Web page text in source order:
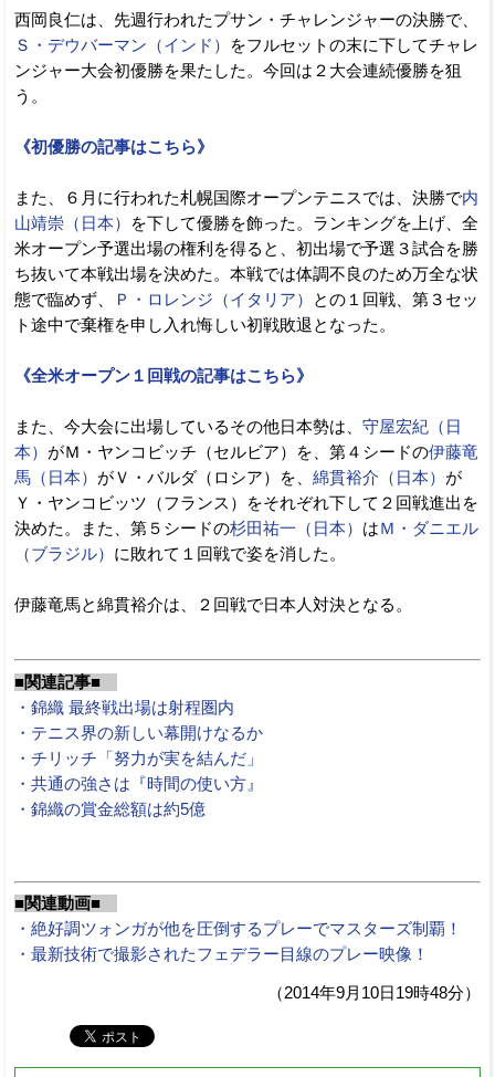
西岡良仁は、先週行われたプサン・チャレンジャーの決勝で、
Ｓ・デウバーマン（インド）
をフルセットの末に下してチャレ
ンジャー大会初優勝を果たした。今回は２大会連続優勝を狙
う。
《初優勝の記事はこちら》
また、６月に行われた札幌国際オープンテニスでは、決勝で内
山靖崇（日本）
を下して優勝を飾った。ランキングを上げ、全
米オープン予選出場の権利を得ると、初出場で予選３試合を勝
ち抜いて本戦出場を決めた。本戦では体調不良のため万全な状
態で臨めず、
Ｐ・ロレンジ（イタリア）
との１回戦、第３セッ
ト途中で棄権を申し入れ悔しい初戦敗退となった。
《全米オープン１回戦の記事はこちら》
また、今大会に出場しているその他日本勢は、 守屋宏紀（日
本） がＭ・ヤンコビッチ（セルビア）を、第４シードの伊藤竜
馬（日本） がＶ・バルダ（ロシア）を、 綿貫裕介（日本） が
Ｙ・ヤンコビッツ（フランス）をそれぞれ下して２回戦進出を
決めた。また、第５シードの杉田祐一（日本） はＭ・ダニエル
（ブラジル） に敗れて１回戦で姿を消した。
伊藤竜馬と綿貫裕介は、２回戦で日本人対決となる。
■関連記事■
・錦織 最終戦出場は射程圏内
・テニス界の新しい幕開けなるか
・チリッチ「努力が実を結んだ」
・共通の強さは『時間の使い方』
・錦織の賞金総額は約5億
■関連動画■
・絶好調ツォンガが他を圧倒するプレーでマスターズ制覇！
・最新技術で撮影されたフェデラー目線のプレー映像！
（2014年9月10日19時48分）